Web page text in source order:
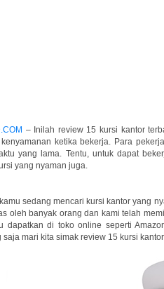
– Inilah review 15 kursi kantor
ketika bekerja. Para
yang lama. Tentu, untuk dapat
yang nyaman juga.
sedang mencari kursi kantor yang
oleh banyak orang dan kami telah
dapatkan di toko online seperti
saja mari kita simak review 15 kursi